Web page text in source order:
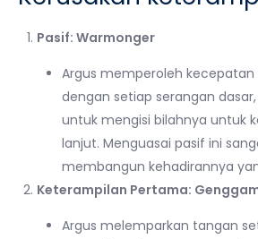
Pasif: Warmonger
Argus memperoleh kecepatan
dengan setiap serangan
untuk mengisi bilahnya untuk
lanjut. Menguasai pasif ini
membangun kehadirannya
Keterampilan Pertama:
Argus melemparkan tangan